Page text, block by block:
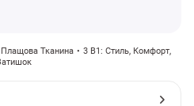
Плащова Тканина
3 В1: Стиль, Комфорт,